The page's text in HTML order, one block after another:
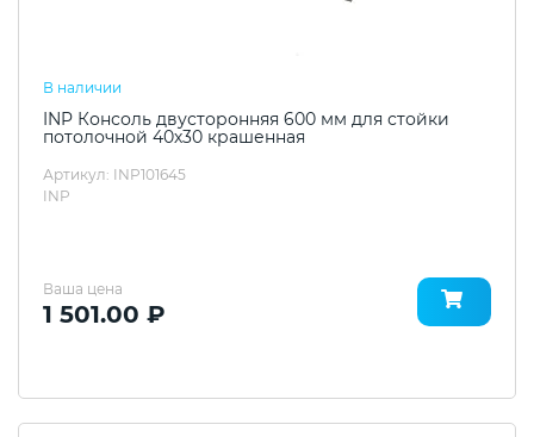
В наличии
INP Консоль двусторонняя 600 мм для стойки
потолочной 40х30 крашенная
Артикул: INP101645
INP
Ваша цена
1 501.00 ₽